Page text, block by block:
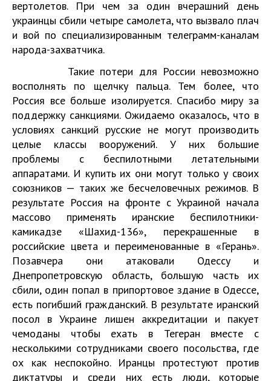
вертолетов. При чем за один вчерашний день
украинцы сбили четыре самолета, что вызвало плач
и вой по специализированным телеграмм-каналам
народа-захватчика.
Такие потери для России невозможно
восполнять по щелчку пальца. Тем более, что
Россия все больше изолируется. Спасибо миру за
поддержку санкциями. Ожидаемо оказалось, что в
условиях санкций русские не могут производить
целые классы вооружений. У них большие
проблемы с беспилотными летательными
аппаратами. И купить их они могут только у своих
союзников — таких же бесчеловечных режимов. В
результате Россия на фронте с Украиной начала
массово применять иранские беспилотники-
камикадзе «Шахид-136», перекрашенные в
российские цвета и переименованные в «Герань».
Позавчера они атаковали Одессу и
Днепропетровскую область, большую часть их
сбили, один попал в припортовое здание в Одессе,
есть погибший гражданский. В результате иранский
посол в Украине лишен аккредитации и пакует
чемоданы чтобы ехать в Тегеран вместе с
несколькими сотрудниками своего посольства, где
ох как неспокойно. Иранцы протестуют против
диктатуры и среди них есть люди, которые